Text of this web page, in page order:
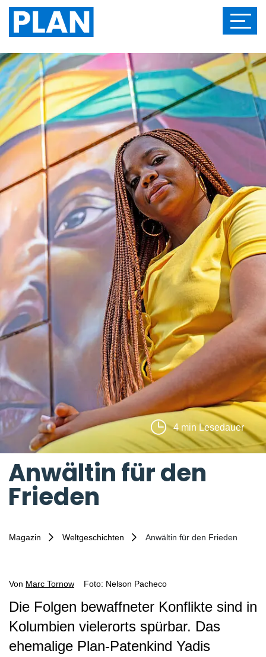
4 min Lesedauer
Anwältin für den
Frieden
Magazin Weltgeschichten Anwältin für den Frieden
Von Marc Tornow Foto: Nelson Pacheco
Die Folgen bewaffneter Konflikte sind in
Kolumbien vielerorts spürbar. Das
ehemalige Plan-Patenkind Yadis